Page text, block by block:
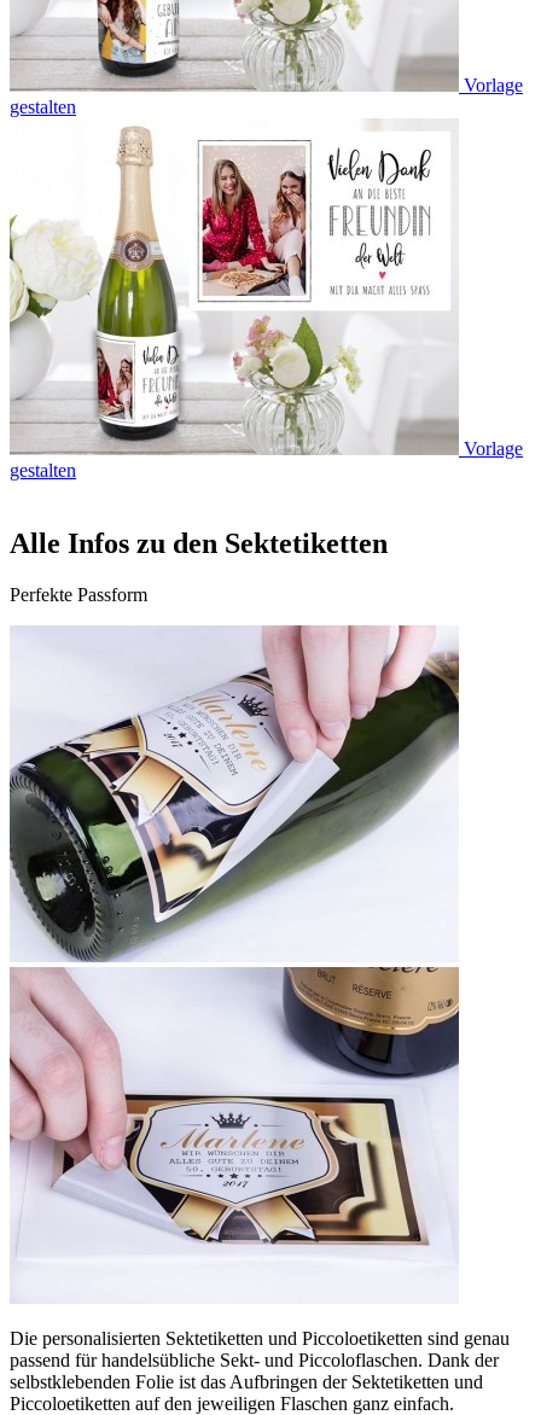
Vorlage
gestalten
Vorlage
gestalten
Alle Infos zu den Sektetiketten
Perfekte Passform
Die personalisierten Sektetiketten und Piccoloetiketten sind genau
passend für handelsübliche Sekt- und Piccoloflaschen. Dank der
selbstklebenden Folie ist das Aufbringen der Sektetiketten und
Piccoloetiketten auf den jeweiligen Flaschen ganz einfach.